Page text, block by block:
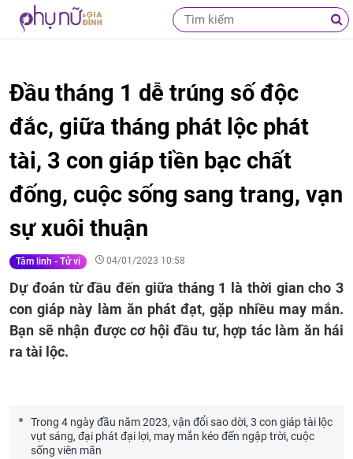
Đầu tháng 1 dễ trúng số độc
đắc, giữa tháng phát lộc phát
tài, 3 con giáp tiền bạc chất
đống, cuộc sống sang trang, vạn
sự xuôi thuận
Tâm linh - Tử vi 04/01/2023 10:58
Dự đoán từ đầu đến giữa tháng 1 là thời gian cho 3
con giáp này làm ăn phát đạt, gặp nhiều may mắn.
Bạn sẽ nhận được cơ hội đầu tư, hợp tác làm ăn hái
ra tài lộc.
Trong 4 ngày đầu năm 2023, vận đổi sao dời, 3 con giáp tài lộc
vụt sáng, đại phát đại lợi, may mắn kéo đến ngập trời, cuộc
sống viên mãn